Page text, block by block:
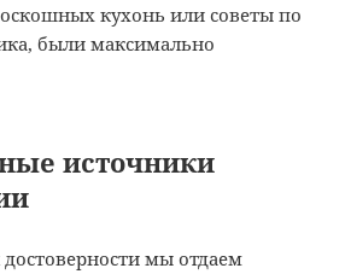
кухонь или советы по
были максимально
источники
мы отдаем